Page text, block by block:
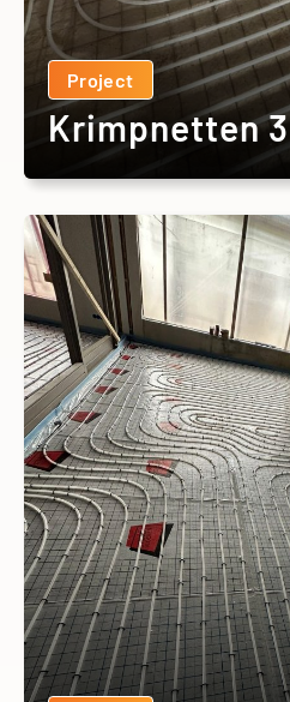
Project
Krimpnetten 3